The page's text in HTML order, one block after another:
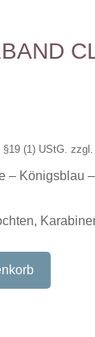
(1) UStG. zzgl.
– Königsblau